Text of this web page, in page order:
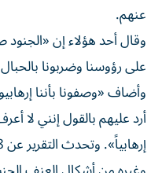
عنهم.
وقال أحد هؤلاء إن «الجنود
على رؤوسنا وضربونا
وأضاف «وصفونا بأننا
أرد عليهم بالقول إنني